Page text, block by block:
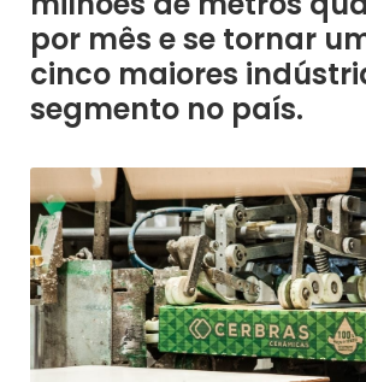
por mês e se tornar
cinco maiores
segmento no país.